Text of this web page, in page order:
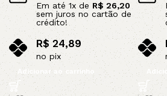
Em até1x de R$ 26,20
sem juros no cartão de
crédito!
R$ 24,89
no pix
Adicionar ao carrinho